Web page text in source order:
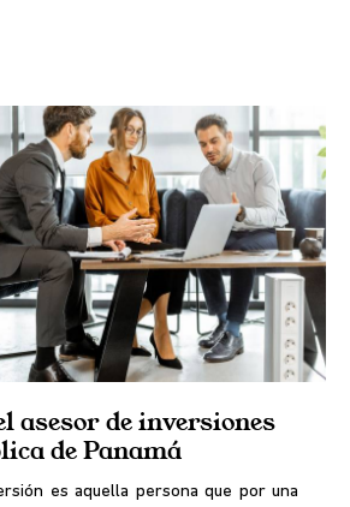
asesor de inversiones
de Panamá
es aquella persona que por una